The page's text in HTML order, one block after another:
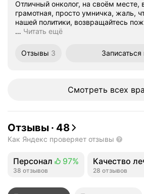
Отличный онколог, на своём месте,
грамотная, просто умничка, жаль,
… Читать ещё
Отзывы 3 Записаться
Смотреть всех
Отзывы · 48
Как Яндекс проверяет отзывы
Персонал
Положительных отзывов
97%
38 отзывов
Качество
28 отзывов